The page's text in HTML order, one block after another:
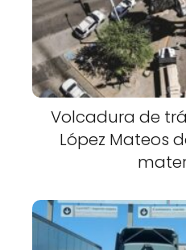
Volcadura de
López Mateos